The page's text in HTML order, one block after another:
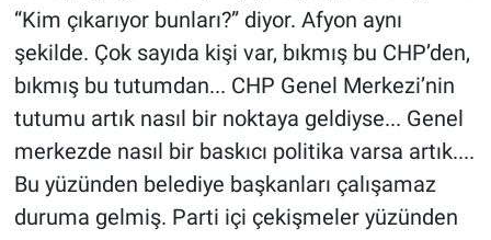
“Kim çıkarıyor bunları?” diyor. Afyon aynı
şekilde. Çok sayıda kişi var, bıkmış bu CHP’den,
bıkmış bu tutumdan... CHP Genel Merkezi’nin
tutumu artık nasıl bir noktaya geldiyse... Genel
merkezde nasıl bir baskıcı politika varsa artık....
Bu yüzünden belediye başkanları çalışamaz
duruma gelmiş. Parti içi çekişmeler yüzünden